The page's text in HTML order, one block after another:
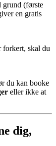
grund (første
en gratis
forkert, skal du
du kan booke
eller ikke at
dig,